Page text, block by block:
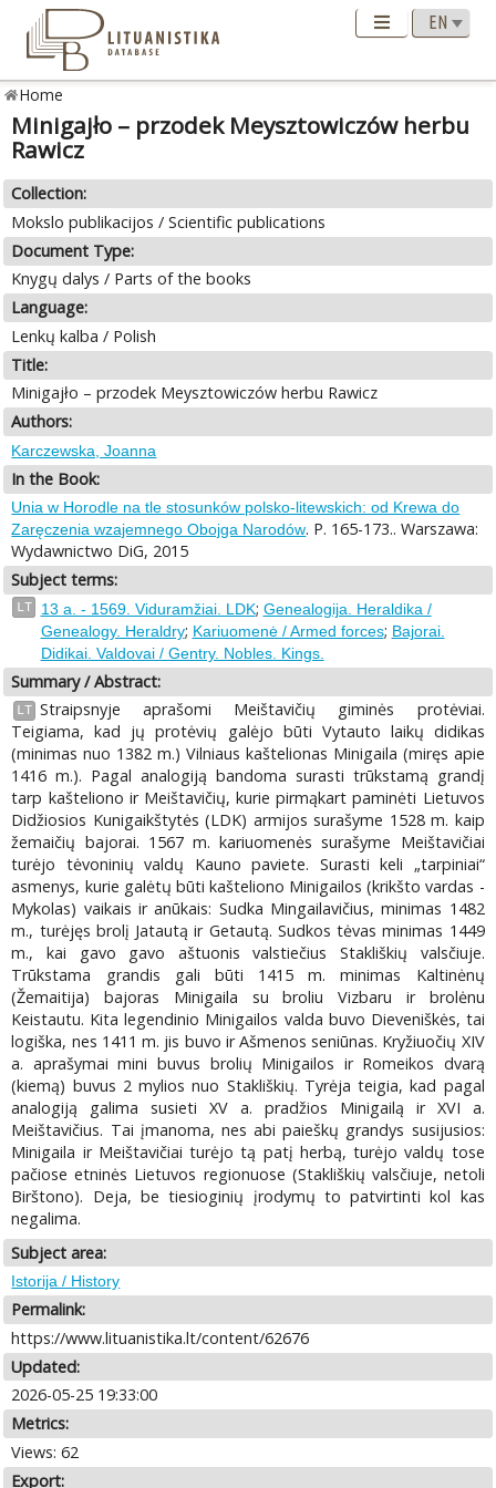
Home
Minigajło – przodek Meysztowiczów herbu
Rawicz
Collection:
Mokslo publikacijos / Scientific publications
Document Type:
Knygų dalys / Parts of the books
Language:
Lenkų kalba / Polish
Title:
Minigajło – przodek Meysztowiczów herbu Rawicz
Authors:
Karczewska, Joanna
In the Book:
Unia w Horodle na tle stosunków polsko-litewskich: od Krewa do
Zaręczenia wzajemnego Obojga Narodów. P. 165-173.. Warszawa:
Wydawnictwo DiG, 2015
Subject terms:
LT 13 a. - 1569. Viduramžiai. LDK; Genealogija. Heraldika /
Genealogy. Heraldry; Kariuomenė / Armed forces; Bajorai.
Didikai. Valdovai / Gentry. Nobles. Kings.
Summary / Abstract:
LT Straipsnyje aprašomi Meištavičių giminės protėviai.
Teigiama, kad jų protėvių galėjo būti Vytauto laikų didikas
(minimas nuo 1382 m.) Vilniaus kaštelionas Minigaila (miręs apie
1416 m.). Pagal analogiją bandoma surasti trūkstamą grandį
tarp kašteliono ir Meištavičių, kurie pirmąkart paminėti Lietuvos
Didžiosios Kunigaikštytės (LDK) armijos surašyme 1528 m. kaip
žemaičių bajorai. 1567 m. kariuomenės surašyme Meištavičiai
turėjo tėvoninių valdų Kauno paviete. Surasti keli „tarpiniai“
asmenys, kurie galėtų būti kašteliono Minigailos (krikšto vardas -
Mykolas) vaikais ir anūkais: Sudka Mingailavičius, minimas 1482
m., turėjęs brolį Jatautą ir Getautą. Sudkos tėvas minimas 1449
m., kai gavo gavo aštuonis valstiečius Stakliškių valsčiuje.
Trūkstama grandis gali būti 1415 m. minimas Kaltinėnų
(Žemaitija) bajoras Minigaila su broliu Vizbaru ir brolėnu
Keistautu. Kita legendinio Minigailos valda buvo Dieveniškės, tai
logiška, nes 1411 m. jis buvo ir Ašmenos seniūnas. Kryžiuočių XIV
a. aprašymai mini buvus brolių Minigailos ir Romeikos dvarą
(kiemą) buvus 2 mylios nuo Stakliškių. Tyrėja teigia, kad pagal
analogiją galima susieti XV a. pradžios Minigailą ir XVI a.
Meištavičius. Tai įmanoma, nes abi paieškų grandys susijusios:
Minigaila ir Meištavičiai turėjo tą patį herbą, turėjo valdų tose
pačiose etninės Lietuvos regionuose (Stakliškių valsčiuje, netoli
Birštono). Deja, be tiesioginių įrodymų to patvirtinti kol kas
negalima.
Subject area:
Istorija / History
Permalink:
https://www.lituanistika.lt/content/62676
Updated:
2026-05-25 19:33:00
Metrics:
Views: 62
Export: